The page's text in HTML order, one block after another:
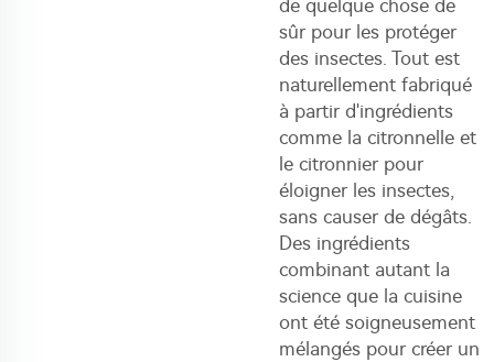
de quelque chose de
sûr pour les protéger
des insectes. Tout est
naturellement fabriqué
à partir d'ingrédients
comme la citronnelle et
le citronnier pour
éloigner les insectes,
sans causer de dégâts.
Des ingrédients
combinant autant la
science que la cuisine
ont été soigneusement
mélangés pour créer un